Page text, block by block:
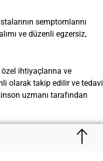
semptomlarını
ve düzenli egzersiz,
ihtiyaçlarına ve
olarak takip edilir ve tedavi
uzmanı tarafından